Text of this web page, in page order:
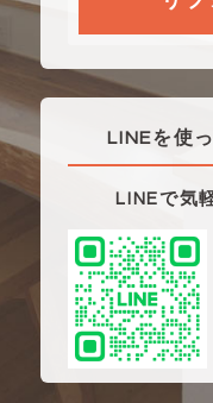
LINEを使
LINEで気